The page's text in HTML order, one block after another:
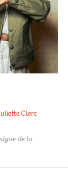
Clerc
de la